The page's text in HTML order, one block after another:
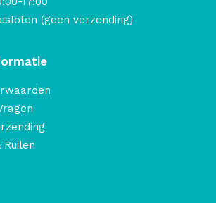
(geen verzending)
Ruilen